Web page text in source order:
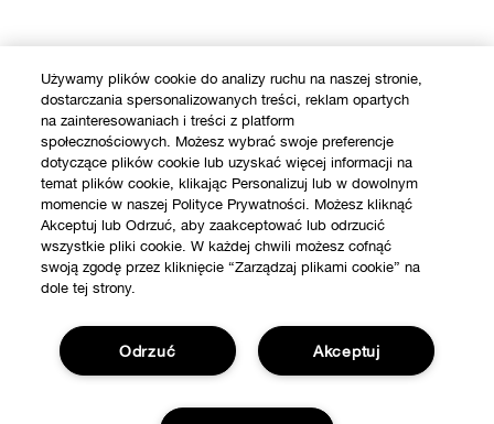
Używamy plików cookie do analizy ruchu na naszej stronie,
dostarczania spersonalizowanych treści, reklam opartych
na zainteresowaniach i treści z platform
społecznościowych. Możesz wybrać swoje preferencje
dotyczące plików cookie lub uzyskać więcej informacji na
temat plików cookie, klikając Personalizuj lub w dowolnym
momencie w naszej Polityce Prywatności. Możesz kliknąć
Akceptuj lub Odrzuć, aby zaakceptować lub odrzucić
wszystkie pliki cookie. W każdej chwili możesz cofnąć
swoją zgodę przez kliknięcie “Zarządzaj plikami cookie” na
dole tej strony.
Akceptuj
Odrzuć